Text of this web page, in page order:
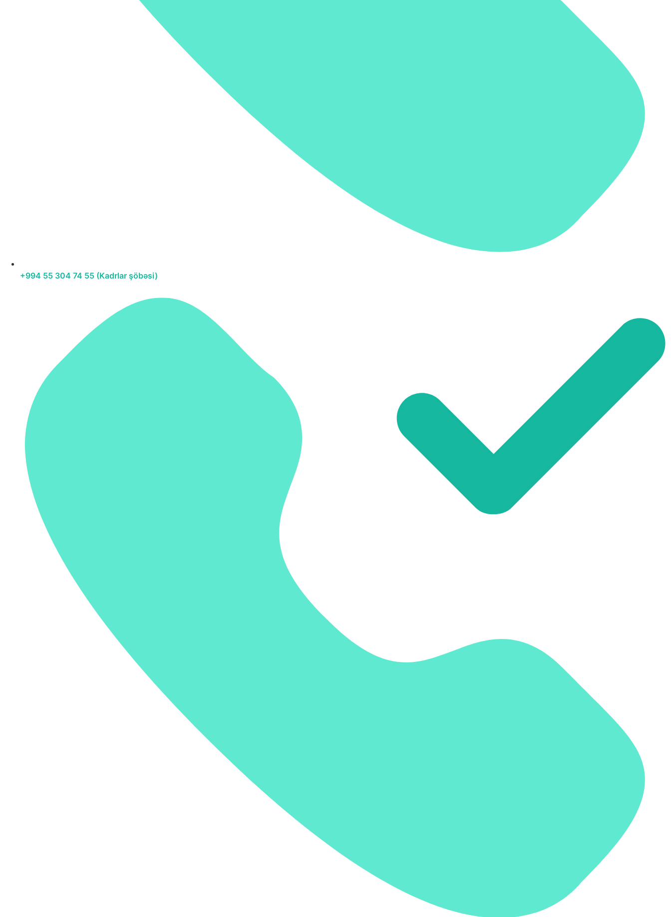
+994 55 304 74 55 (Kadrlar şöbəsi)